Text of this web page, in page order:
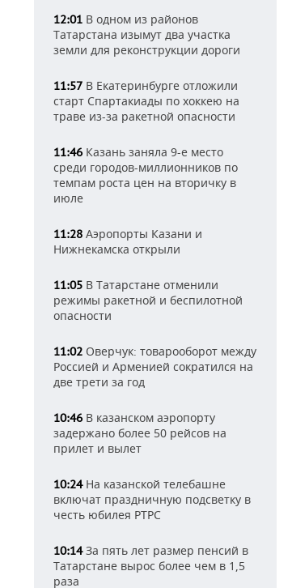
12:01 В одном из районов
Татарстана изымут два участка
земли для реконструкции дороги
11:57 В Екатеринбурге отложили
старт Спартакиады по хоккею на
траве из-за ракетной опасности
11:46 Казань заняла 9-е место
среди городов-миллионников по
темпам роста цен на вторичку в
июле
11:28 Аэропорты Казани и
Нижнекамска открыли
11:05 В Татарстане отменили
режимы ракетной и беспилотной
опасности
11:02 Оверчук: товарооборот между
Россией и Арменией сократился на
две трети за год
10:46 В казанском аэропорту
задержано более 50 рейсов на
прилет и вылет
10:24На казанской телебашне
включат праздничную подсветку в
честь юбилея РТРС
10:14За пять лет размер пенсий в
Татарстане вырос более чем в 1,5
раза